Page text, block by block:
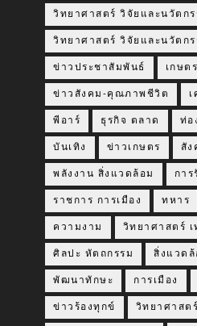
วิทยาศาสตร์ วิจัยและนวัตกร
วิทยาศาสตร์ วิจัยและนวัตกร
ข่าวประชาสัมพันธ์ เกษตร
ข่าวสังคม-คุณภาพชีวิต
พีอาร์ ธุรกิจ ตลาด ท่อ
บันเทิง ข่าวเกษตร สัง
พลังงาน สิ่งแวดล้อม กา
ราชการ การเมือง ทหาร
ความงาม วิทยาศาสตร์ เ
ศิลปะ หัตถกรรม สิ่งแวดล้
พัฒนาทักษะ การเมือง
ข่าวร้องทุกข์ วิทยาศาสต